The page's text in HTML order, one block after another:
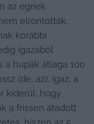
az egriek
elrontották,
korábbi
igazából
a hupák átlaga 100
(de, az), igaz, a
kiderül, hogy
a frissen átadott